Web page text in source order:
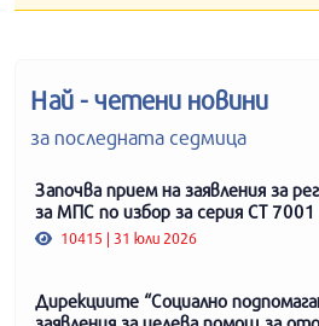
Най - четени новини
за последната седмица
Започва прием на заявления за
за МПС по избор за серия СТ
10415 | 31 юли 2026
Дирекциите “Социално